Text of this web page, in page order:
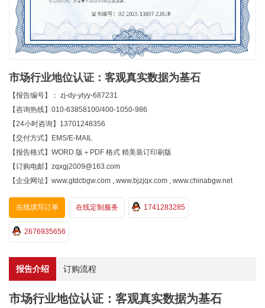
市场行业地位认证：客观真实数据为基石
【报告编号】： zj-dy-ylyy-687231
【咨询热线】010-63858100/400-1050-986
【24小时咨询】13701248356
【交付方式】EMS/E-MAIL
【报告格式】WORD 版＋PDF 格式 精美装订印刷版
【订购电邮】zqxgj2009@163.com
【企业网址】www.gtdcbgw.com , www.bjzjqx.com , www.chinabgw.net
在线填写订单 在线定制服务 1741283285
2676935656
报告介绍 订购流程
市场行业地位认证：客观真实数据为基石